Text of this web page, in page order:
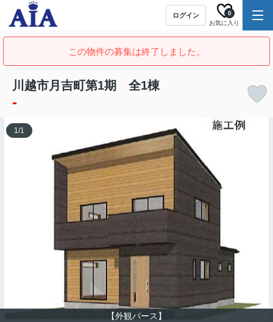
ログイン
お気に入り
0
この物件の募集は終了しました。
川越市月吉町第1期 全1棟
-
【外観パース】
1/1